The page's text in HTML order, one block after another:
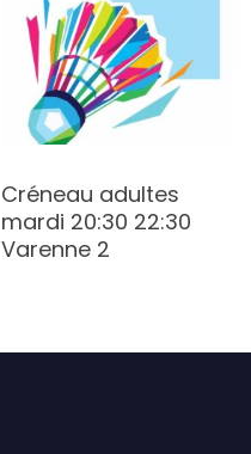
Créneau adultes
mardi 20:30 22:30
Varenne 2